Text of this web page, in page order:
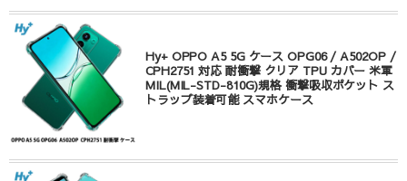
Hy+ OPPO A5 5G ケース OPG06 / A502OP /
CPH2751 対応 耐衝撃 クリア TPU カバー 米軍
MIL(MIL-STD-810G)規格 衝撃吸収ポケット ス
トラップ装着可能 スマホケース